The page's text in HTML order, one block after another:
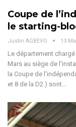
Coupe de
le starting-
Justin AGBEVO 13
Le département
Mars au siège de
la Coupe de
et 8 de la D2 ) sont…